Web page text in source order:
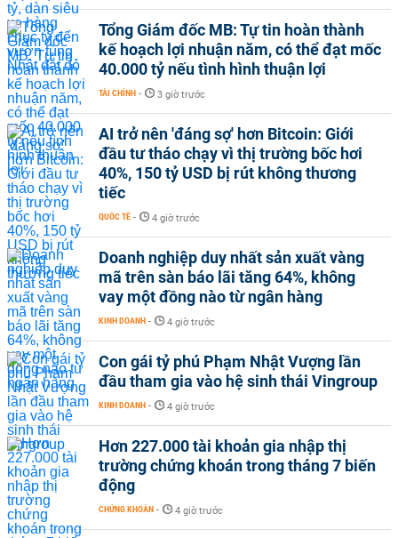
Tổng Giám đốc MB: Tự tin hoàn thành
kế hoạch lợi nhuận năm, có thể đạt mốc
40.000 tỷ nếu tình hình thuận lợi
TÀI CHÍNH - 3 giờ trước
AI trở nên 'đáng sợ' hơn Bitcoin: Giới
đầu tư tháo chạy vì thị trường bốc hơi
40%, 150 tỷ USD bị rút không thương
tiếc
QUỐC TẾ - 4 giờ trước
Doanh nghiệp duy nhất sản xuất vàng
mã trên sàn báo lãi tăng 64%, không
vay một đồng nào từ ngân hàng
KINH DOANH - 4 giờ trước
Con gái tỷ phú Phạm Nhật Vượng lần
đầu tham gia vào hệ sinh thái Vingroup
KINH DOANH - 4 giờ trước
Hơn 227.000 tài khoản gia nhập thị
trường chứng khoán trong tháng 7 biến
động
CHỨNG KHOÁN - 4 giờ trước